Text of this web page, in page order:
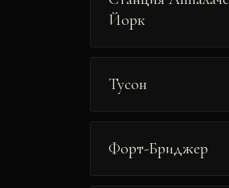
Йорк
Тусон
Форт-Бриджер